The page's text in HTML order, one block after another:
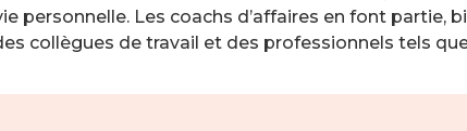
personnelle. Les coachs d’affaires en font partie,
collègues de travail et des professionnels tels